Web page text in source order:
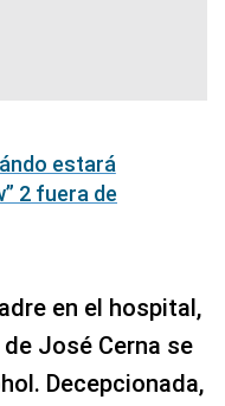
estará
2 fuera de
en el hospital,
José Cerna se
Decepcionada,